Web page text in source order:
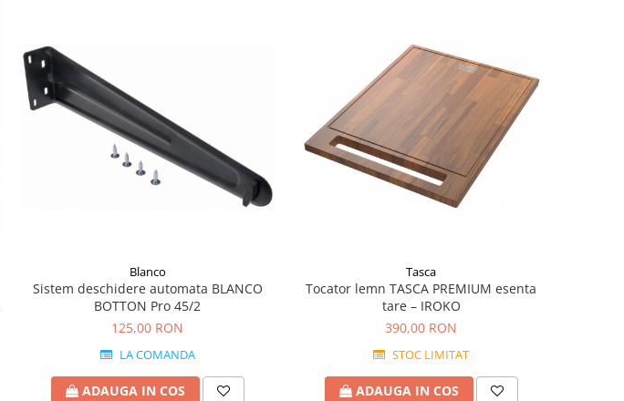
Blanco
Sistem deschidere automata BLANCO
BOTTON Pro 45/2
125,00 RON
LA COMANDA
ADAUGA IN COS
Tasca
Tocator lemn TASCA PREMIUM esenta
tare – IROKO
390,00 RON
STOC LIMITAT
ADAUGA IN COS